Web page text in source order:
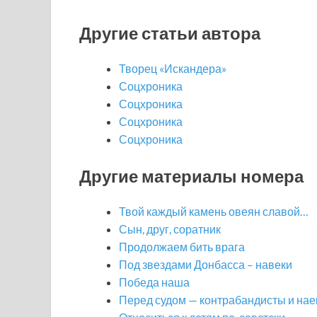
Другие статьи автора
Творец «Искандера»
Соцхроника
Соцхроника
Соцхроника
Соцхроника
Другие материалы номера
Твой каждый камень овеян славой…
Сын, друг, соратник
Продолжаем бить врага
Под звездами Донбасса – навеки
Победа наша
Перед судом — контрабандисты и